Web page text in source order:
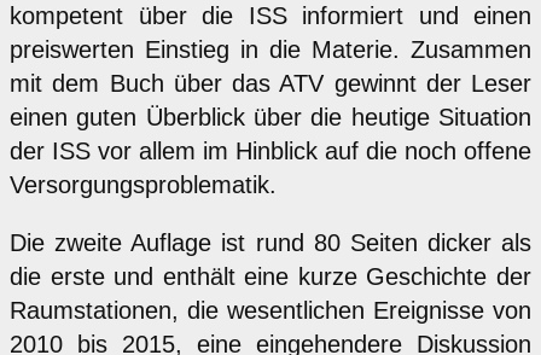
kompetent über die ISS informiert und einen
preiswerten Einstieg in die Materie. Zusammen
mit dem Buch über das ATV gewinnt der Leser
einen guten Überblick über die heutige Situation
der ISS vor allem im Hinblick auf die noch offene
Versorgungsproblematik.
Die zweite Auflage ist rund 80 Seiten dicker als
die erste und enthält eine kurze Geschichte der
Raumstationen, die wesentlichen Ereignisse von
2010 bis 2015, eine eingehendere Diskussion